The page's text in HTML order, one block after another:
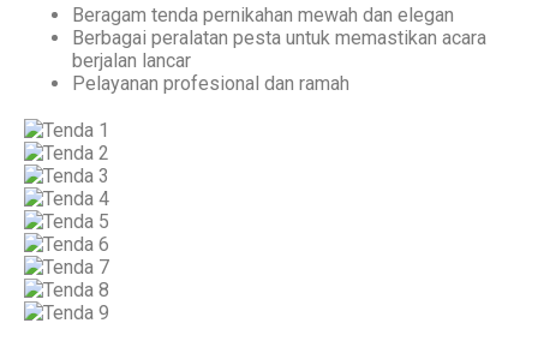
Beragam tenda pernikahan mewah dan elegan
Berbagai peralatan pesta untuk memastikan acara
berjalan lancar
Pelayanan profesional dan ramah